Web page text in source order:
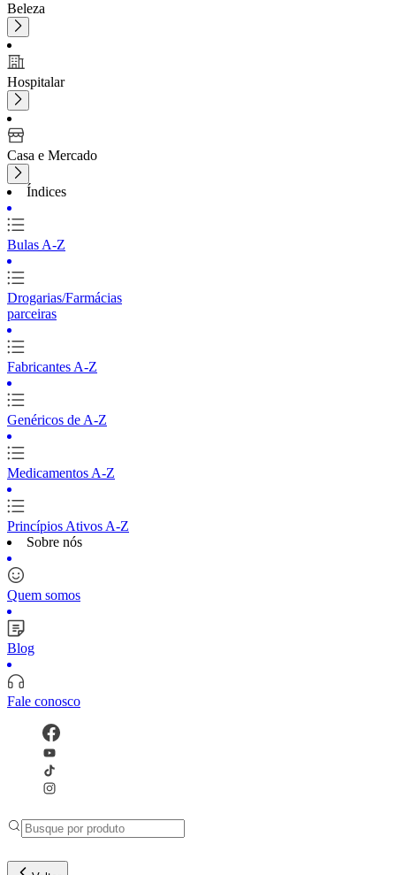
Beleza
Hospitalar
Casa e Mercado
Índices
Bulas A-Z
Drogarias/Farmácias
parceiras
Fabricantes A-Z
Genéricos de A-Z
Medicamentos A-Z
Princípios Ativos A-Z
Sobre nós
Quem somos
Blog
Fale conosco